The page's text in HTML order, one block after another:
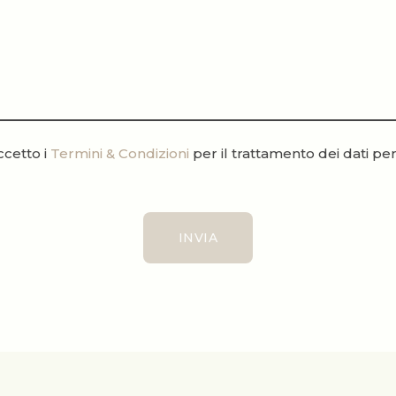
i Termini & Condizioni per il trattamento dei dati